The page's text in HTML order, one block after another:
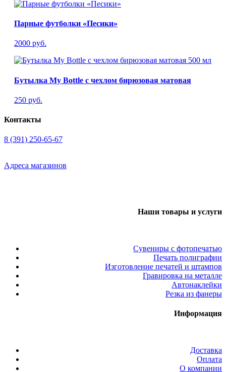
Парные футболки «Песики»
2000 руб.
Бутылка My Bottle с чехлом бирюзовая матовая
250 руб.
Контакты
8 (391) 250-65-67
Адреса магазинов
Наши товары и услуги
Сувениры с фотопечатью
Печать полиграфии
Изготовление печатей и штампов
Гравировка на металле
Автонаклейки
Резка из фанеры
Информация
Доставка
Оплата
О компании